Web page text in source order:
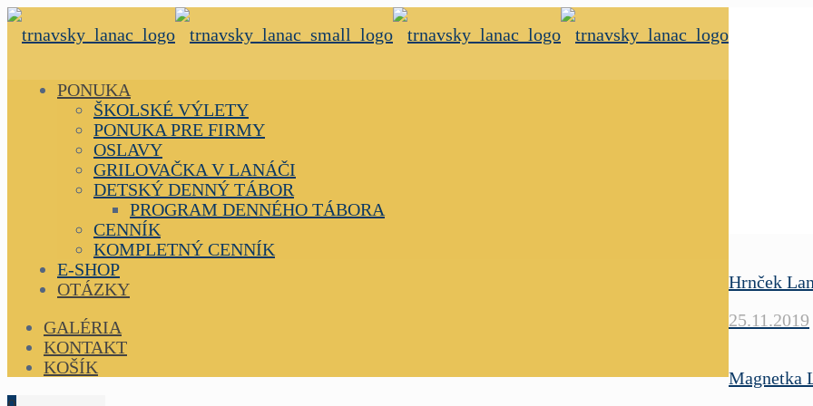
PONUKA
ŠKOLSKÉ VÝLETY
PONUKA PRE FIRMY
OSLAVY
GRILOVAČKA V LANÁČI
DETSKÝ DENNÝ TÁBOR
PROGRAM DENNÉHO TÁBORA
CENNÍK
KOMPLETNÝ CENNÍK
E-SHOP
OTÁZKY
GALÉRIA
KONTAKT
KOŠÍK
Hrnček
25.11.2019
Magnetka